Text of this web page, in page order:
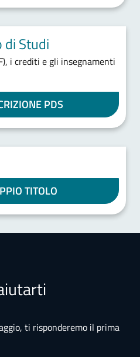
di Studi
i crediti e gli insegnamenti
PDS
TITOLO
ti risponderemo il prima